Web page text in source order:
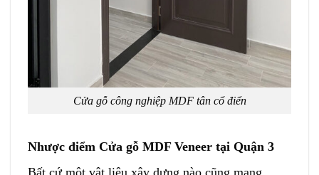
Cửa gỗ công nghiệp MDF tân cổ điển
Nhược điểm Cửa gỗ MDF Veneer tại Quận 3
Bất cứ một vật liệu xây dựng nào cũng mang